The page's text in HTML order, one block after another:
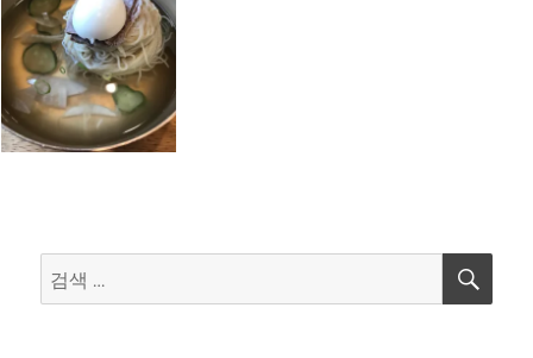
검
색:
검